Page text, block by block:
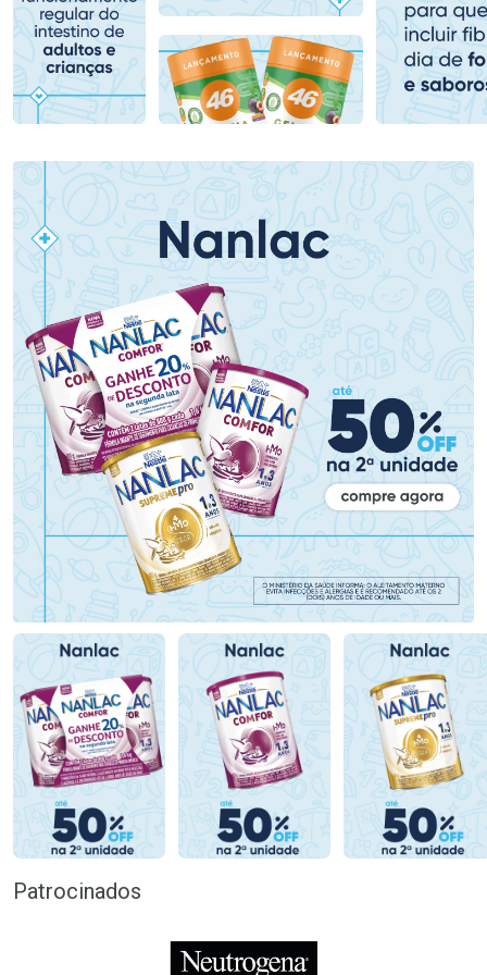
Comprar sem Desconto
Por R$ 153,99/cada
Comprar sem Desconto
Por R$ 153,99/cada
Comprar sem Desconto
Por R$ 478,99/cada
Comprar sem Desconto
Por R$ 478,99/cada
Patrocinados